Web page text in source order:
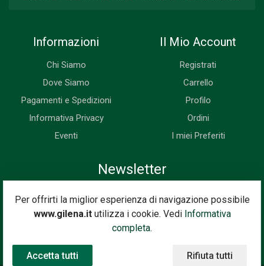
Per offrirti la miglior esperienza di navigazione possibile
www.gilena.itutilizza i cookie. Vedi Informativa
completa.
Accetta tutti Rifiuta tutti
Informazioni
Chi Siamo
Dove Siamo
Pagamenti e Spedizioni
Informativa Privacy
Eventi
Il Mio Account
Registrati
Carrello
Profilo
Ordini
I miei Preferiti
Newsletter
Iscriviti subito alla nostra newsletter. Riceverai prima di tutti le
novità, le offerte, i prossimi eventi...